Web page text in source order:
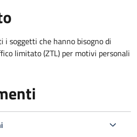
soggetti che hanno bisogno di
limitato (ZTL) per motivi personali